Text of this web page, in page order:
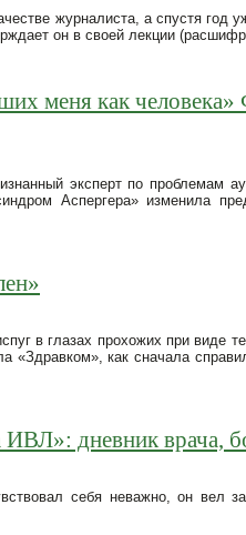
журналиста, а спустя год
он в своей лекции
меня как
эксперт по проблемам
Аспергера» изменила
в глазах прохожих при виде
«Здравком», как сначала
дневник врача,
себя неважно, он вел